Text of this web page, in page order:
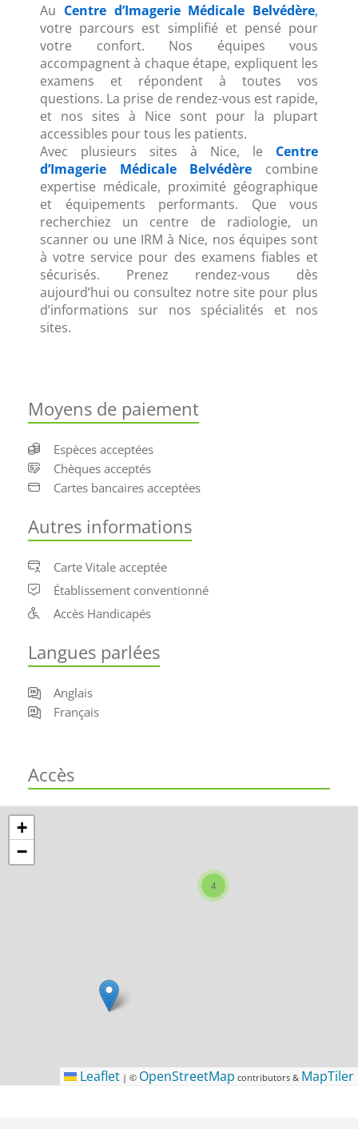
Au Centre d’Imagerie Médicale Belvédère,
votre parcours est simplifié et pensé pour
votre confort. Nos équipes vous
accompagnent à chaque étape, expliquent les
examens et répondent à toutes vos
questions. La prise de rendez-vous est rapide,
et nos sites à Nice sont pour la plupart
accessibles pour tous les patients.
Avec plusieurs sites à Nice, le Centre
d’Imagerie Médicale Belvédère
combine
expertise médicale, proximité géographique
et équipements performants. Que vous
recherchiez un centre de radiologie, un
scanner ou une IRM à Nice, nos équipes sont
à votre service pour des examens fiables et
sécurisés. Prenez rendez-vous dès
aujourd’hui ou consultez notre site pour plus
d’informations sur nos spécialités et nos
sites.
Moyens de paiement
Espèces acceptées
Chèques acceptés
Cartes bancaires acceptées
Autres informations
Carte Vitale acceptée
Établissement conventionné
Accès Handicapés
Langues parlées
Anglais
Français
Accès
4
+
−
Leaflet | © OpenStreetMap contributors & MapTiler